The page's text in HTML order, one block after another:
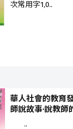
次常用字1,0..
華人社會的教育
師說故事·說教師
..